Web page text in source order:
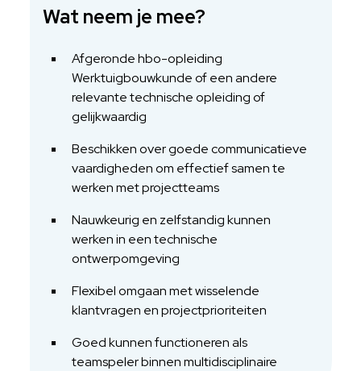
Wat neem je mee?
Afgeronde hbo-opleiding
Werktuigbouwkunde of een andere
relevante technische opleiding of
gelijkwaardig
Beschikken over goede communicatieve
vaardigheden om effectief samen te
werken met projectteams
Nauwkeurig en zelfstandig kunnen
werken in een technische
ontwerpomgeving
Flexibel omgaan met wisselende
klantvragen en projectprioriteiten
Goed kunnen functioneren als
teamspeler binnen multidisciplinaire